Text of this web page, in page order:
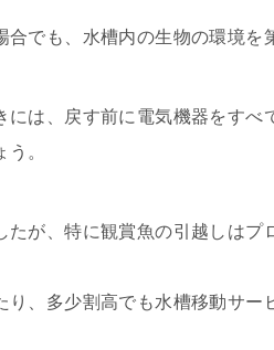
でも、水槽内の生物の環境を
は、戻す前に電気機器をすべ
。
が、特に観賞魚の引越しはプ
、多少割高でも水槽移動サー